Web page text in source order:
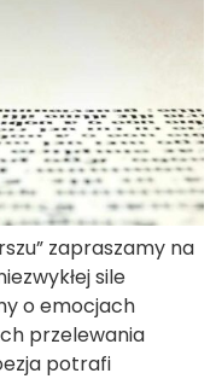
zapraszamy na
sile
o emocjach
przelewania
potrafi